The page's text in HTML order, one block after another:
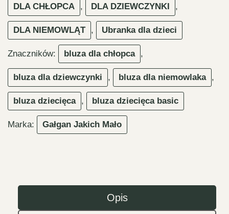
DLA CHŁOPCA , DLA DZIEWCZYNKI ,
DLA NIEMOWLĄT , Ubranka dla dzieci
Znaczników: bluza dla chłopca ,
bluza dla dziewczynki , bluza dla niemowlaka ,
bluza dziecięca , bluza dziecięca basic
Marka: Gałgan Jakich Mało
Opis